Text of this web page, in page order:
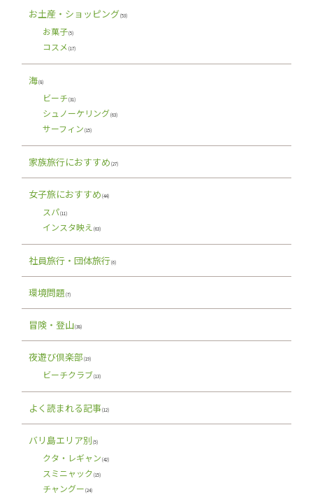
お土産・ショッピング(53)
お菓子(5)
コスメ (17)
海(8)
ビーチ(31)
シュノーケリング(63)
サーフィン (15)
家族旅行におすすめ (27)
女子旅におすすめ (44)
スパ(11)
インスタ映え (63)
社員旅行・団体旅行(6)
環境問題 (7)
冒険・登山(38)
夜遊び倶楽部 (19)
ビーチクラブ(13)
よく読まれる記事(12)
バリ島エリア別 (5)
クタ・レギャン (42)
スミニャック (15)
チャングー (24)